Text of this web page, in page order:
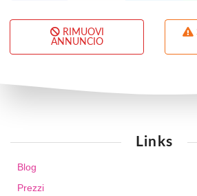
RIMUOVI
ANNUNCIO
Links
Blog
Prezzi